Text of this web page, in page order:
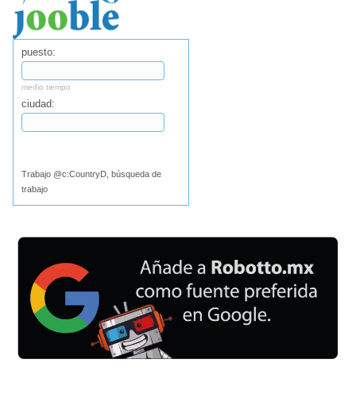
puesto:
medio tiempo
ciudad:
Trabajo @c:CountryD, búsqueda de
trabajo